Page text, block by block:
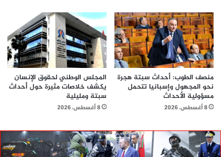
منصف الطوب: أحداث سبتة هجرة
نحو المجهول وإسبانيا تتحمل
مسؤولية الأحداث
8 أغسطس، 2026
المجلس الوطني لحقوق الإنسان
يكشف خلاصات مثيرة حول أحداث
سبتة ومليلية
8 أغسطس، 2026